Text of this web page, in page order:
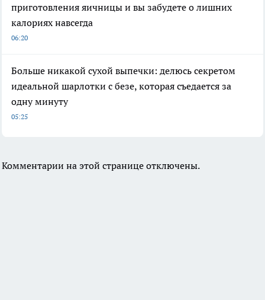
приготовления яичницы и вы забудете о лишних
калориях навсегда
06:20
Больше никакой сухой выпечки: делюсь секретом
идеальной шарлотки с безе, которая съедается за
одну минуту
05:25
Комментарии на этой странице отключены.